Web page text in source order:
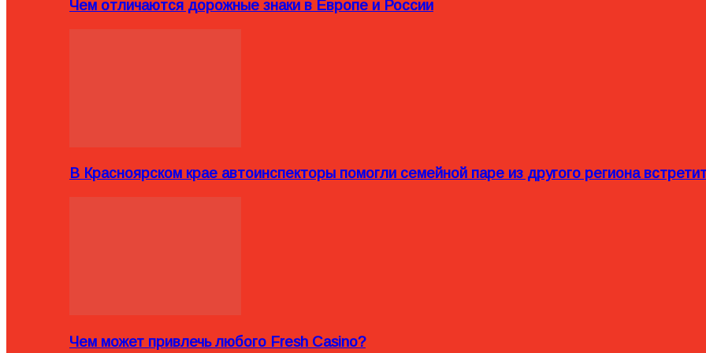
Чем отличаются дорожные знаки в Европе и России
В Красноярском крае автоинспекторы помогли семейной паре из другого региона
Чем может привлечь любого Fresh Casino?